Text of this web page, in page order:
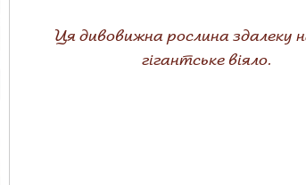
Ця дивовижна рослина здалеку
гігантське віяло.